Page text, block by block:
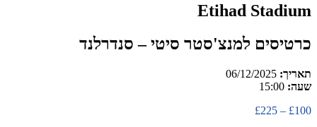
Etihad Stadium
כרטיסים למנצ'סטר סיטי – סנדרלנד
תאריך:
שעה:
£100
–
£225